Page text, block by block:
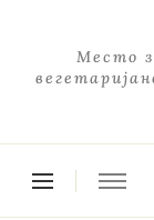
Место